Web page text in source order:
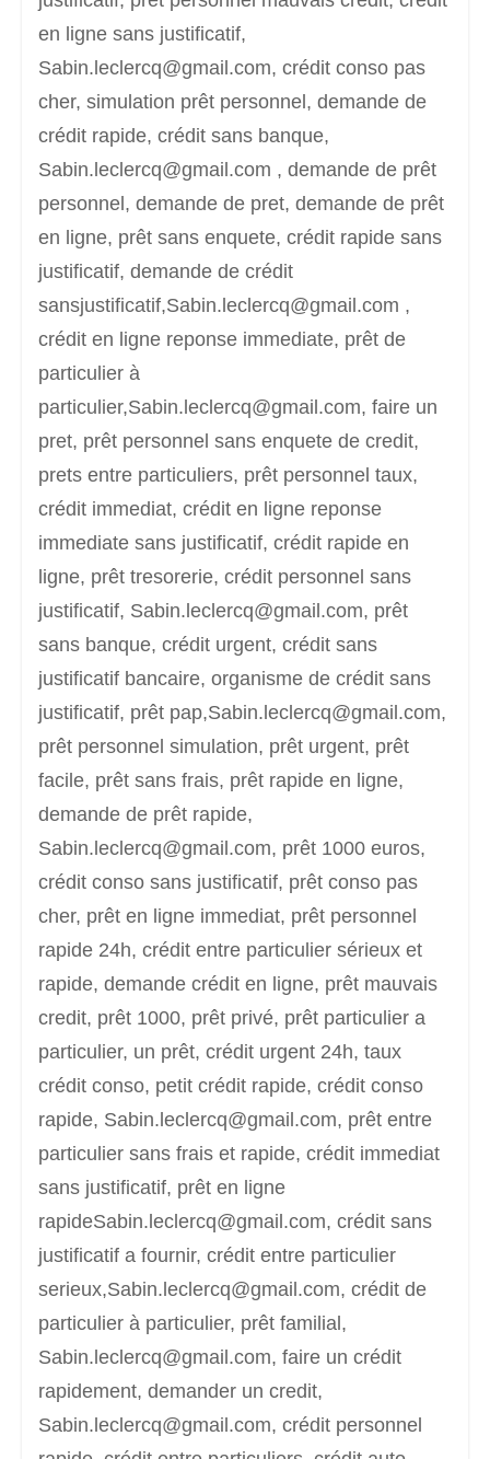
en ligne sans justificatif,
Sabin.leclercq@gmail.com, crédit conso pas
cher, simulation prêt personnel, demande de
crédit rapide, crédit sans banque,
Sabin.leclercq@gmail.com , demande de prêt
personnel, demande de pret, demande de prêt
en ligne, prêt sans enquete, crédit rapide sans
justificatif, demande de crédit
sansjustificatif,Sabin.leclercq@gmail.com ,
crédit en ligne reponse immediate, prêt de
particulier à
particulier,Sabin.leclercq@gmail.com, faire un
pret, prêt personnel sans enquete de credit,
prets entre particuliers, prêt personnel taux,
crédit immediat, crédit en ligne reponse
immediate sans justificatif, crédit rapide en
ligne, prêt tresorerie, crédit personnel sans
justificatif, Sabin.leclercq@gmail.com, prêt
sans banque, crédit urgent, crédit sans
justificatif bancaire, organisme de crédit sans
justificatif, prêt pap,Sabin.leclercq@gmail.com,
prêt personnel simulation, prêt urgent, prêt
facile, prêt sans frais, prêt rapide en ligne,
demande de prêt rapide,
Sabin.leclercq@gmail.com, prêt 1000 euros,
crédit conso sans justificatif, prêt conso pas
cher, prêt en ligne immediat, prêt personnel
rapide 24h, crédit entre particulier sérieux et
rapide, demande crédit en ligne, prêt mauvais
credit, prêt 1000, prêt privé, prêt particulier a
particulier, un prêt, crédit urgent 24h, taux
crédit conso, petit crédit rapide, crédit conso
rapide, Sabin.leclercq@gmail.com, prêt entre
particulier sans frais et rapide, crédit immediat
sans justificatif, prêt en ligne
rapideSabin.leclercq@gmail.com, crédit sans
justificatif a fournir, crédit entre particulier
serieux,Sabin.leclercq@gmail.com, crédit de
particulier à particulier, prêt familial,
Sabin.leclercq@gmail.com, faire un crédit
rapidement, demander un credit,
Sabin.leclercq@gmail.com, crédit personnel